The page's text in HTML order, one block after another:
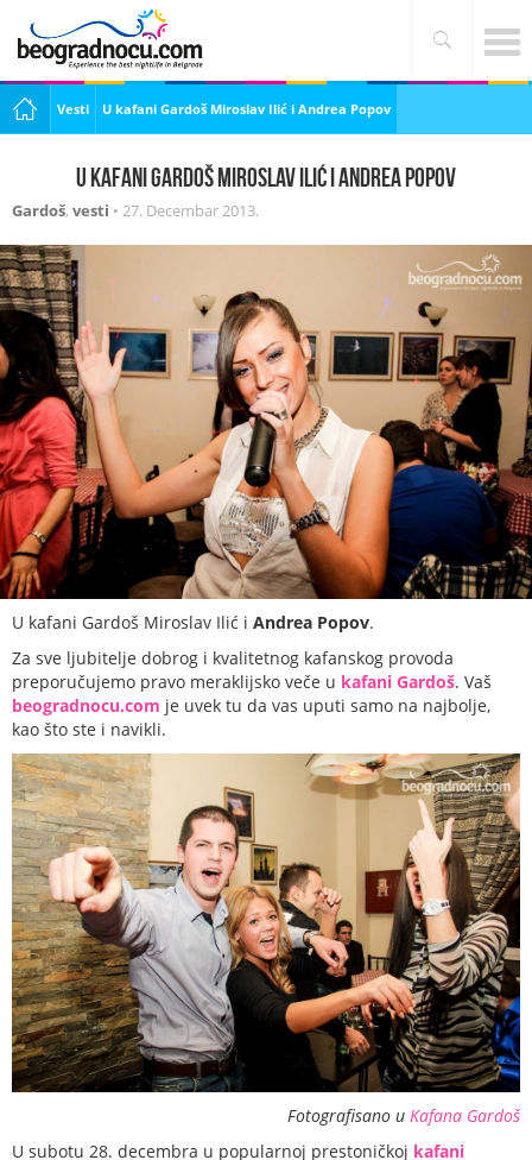
Vesti U kafani Gardoš Miroslav Ilić i Andrea Popov
U kafani Gardoš Miroslav Ilić i Andrea Popov
Gardoš, vesti • 27. Decembar 2013.
U kafani Gardoš Miroslav Ilić i Andrea Popov.
Za sve ljubitelje dobrog i kvalitetnog kafanskog provoda
preporučujemo pravo meraklijsko veče u kafani Gardoš. Vaš
beogradnocu.com je uvek tu da vas uputi samo na najbolje,
kao što ste i navikli.
Fotografisano u Kafana Gardoš
U subotu 28. decembra u popularnoj prestoničkoj kafani